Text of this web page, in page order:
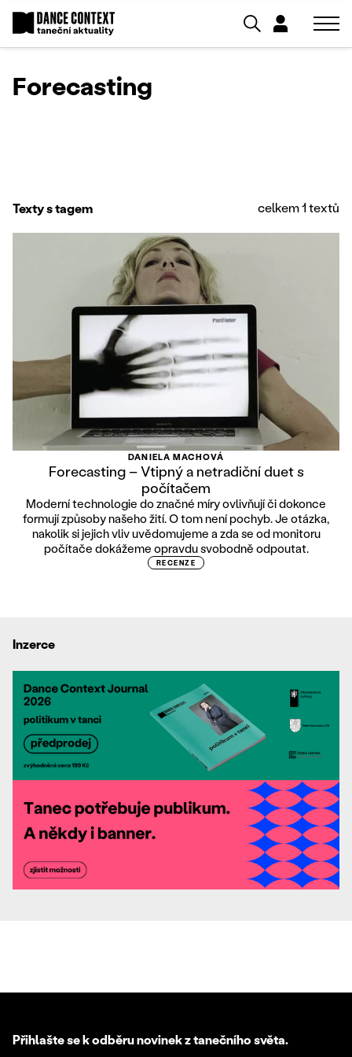
Forecasting
Texty s tagem celkem 1 textů
DANIELA MACHOVÁ
Forecasting – Vtipný a netradiční duet s
počítačem
Moderní technologie do značné míry ovlivňují či dokonce
formují způsoby našeho žití. O tom není pochyb. Je otázka,
nakolik si jejich vliv uvědomujeme a zda se od monitoru
počítače dokážeme opravdu svobodně odpoutat.
RECENZE
Inzerce
Přihlašte se k odběru novinek z tanečního světa.